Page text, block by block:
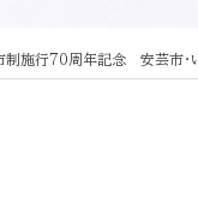
制施行70周年記念 安芸市・い